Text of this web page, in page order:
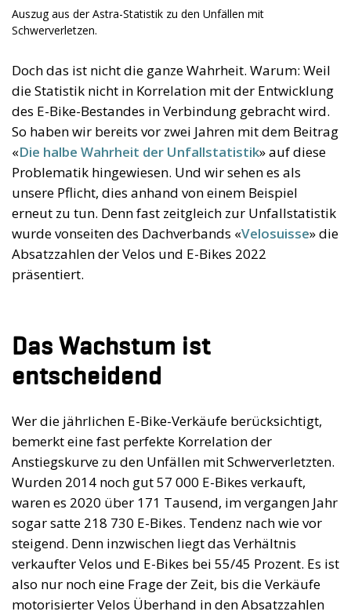
Auszug aus der Astra-Statistik zu den Unfällen mit
Schwerverletzen.
Doch das ist nicht die ganze Wahrheit. Warum: Weil
die Statistik nicht in Korrelation mit der Entwicklung
des E-Bike-Bestandes in Verbindung gebracht wird.
So haben wir bereits vor zwei Jahren mit dem Beitrag
«Die halbe Wahrheit der Unfallstatistik» auf diese
Problematik hingewiesen. Und wir sehen es als
unsere Pflicht, dies anhand von einem Beispiel
erneut zu tun. Denn fast zeitgleich zur Unfallstatistik
wurde vonseiten des Dachverbands «Velosuisse» die
Absatzzahlen der Velos und E-Bikes 2022
präsentiert.
Das Wachstum ist
entscheidend
Wer die jährlichen E-Bike-Verkäufe berücksichtigt,
bemerkt eine fast perfekte Korrelation der
Anstiegskurve zu den Unfällen mit Schwerverletzten.
Wurden 2014 noch gut 57 000 E-Bikes verkauft,
waren es 2020 über 171 Tausend, im vergangen Jahr
sogar satte 218 730 E-Bikes. Tendenz nach wie vor
steigend. Denn inzwischen liegt das Verhältnis
verkaufter Velos und E-Bikes bei 55/45 Prozent. Es ist
also nur noch eine Frage der Zeit, bis die Verkäufe
motorisierter Velos Überhand in den Absatzzahlen